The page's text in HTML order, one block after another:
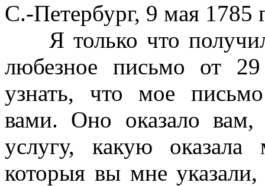
С.-Петербург, 9 мая 1785
Я только что
любезное письмо от
узнать, что мое
вами. Оно оказало
услугу, какую
которыя вы мне